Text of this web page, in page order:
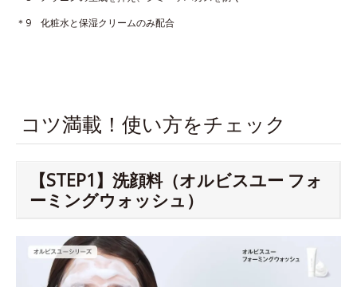
＊9 化粧水と保湿クリームのみ配合
コツ満載！使い方をチェック
【STEP1】洗顔料（オルビスユー フォ
ーミングウォッシュ）